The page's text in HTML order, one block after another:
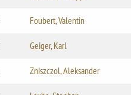
Foubert, Valentin
Geiger, Karl
Zniszczol, Aleksander